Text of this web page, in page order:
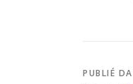
PUBLIÉ